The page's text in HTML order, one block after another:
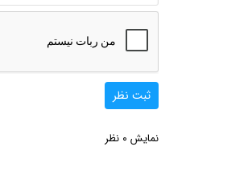
ثبت نظر
نمایش 0 نظر